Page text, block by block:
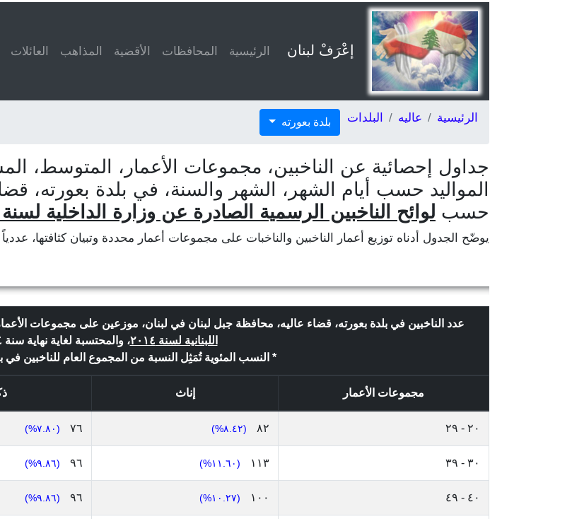
إعْرَفْ لبنان الرئيسية المحافظات الأقضية المذاهب العائلات
الرئيسية عاليه البلدات بلدة بعورته
جداول إحصائية عن الناخبين، مجموعات الأعمار، المتوسط،
المواليد حسب أيام الشهر، الشهر والسنة، في بلدة بعورته،
حسب لوائح الناخبين الرسمية الصادرة عن وزارة الداخلية لسنة ٢٠١٤
يوضّح الجدول أدناه توزيع أعمار الناخبين والناخبات على مجموعات أعمار محددة وتبيان كثافتها، عددياً
عدد الناخبين في بلدة بعورته، قضاء عاليه، محافظة جبل لبنان في لبنان، موزعين على مجموعات
اللبنانية لسنة ٢٠١٤
، والمحتسبة لغاية نهاية سنة ٢٠١٤
* النسب المئوية تُمَثِل النسبة من المجموع العام للناخبين في بلدة
مجموعات الأعمار إناث
٢٠ - ٢٩ ٨٢ (٨.٤٢%) ٧٦ (٧.٨٠%)
٣٠ - ٣٩ ١١٣ (١١.٦٠%) ٩٦ (٩.٨٦%)
٤٠ - ٤٩ ١٠٠ (١٠.٢٧%) ٩٦ (٩.٨٦%)